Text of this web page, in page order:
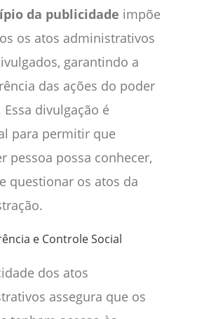
da publicidade impõe
os atos administrativos
garantindo a
das ações do poder
divulgação é
para permitir que
pessoa possa conhecer,
questionar os atos da
e Controle Social
dos atos
assegura que os